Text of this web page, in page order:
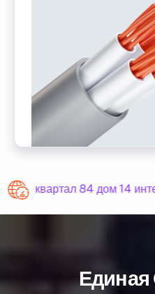
квартал 84 дом 14
Единая